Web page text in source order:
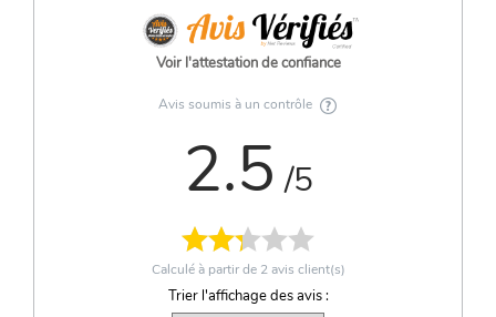
Voir l'attestation de confiance
Avis soumis à un contrôle
2.5 /5
Calculé à partir de 2avis client(s)
Trier l'affichage des avis :